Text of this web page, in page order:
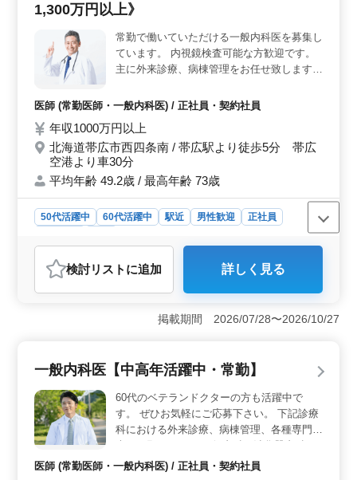
が求められるため、これまでの調理経験や技術を活かし
ある方にとっては、これまでのスキルを活かしながら、
利用者に喜ばれる食事を提供できるやりがいのある仕事
です。 ＜安定した収入と充実した福利厚生＞ この
求人は、年収が300万円から500万円と、経験や能力に応
じた高い給与水準が設定されています。さらに、賞与制
度も整っており、年2回計3ヶ月分が支給されています。
これにより、安定した収入が得られるだけでなく、頑張
りがしっかりと評価される環境が整っています。雇用保
険、労災保険、健康保険、厚生年金といった福利厚生も
充実しており、長期的に安心して働くことができます。
また、残業が少なく、ワークライフバランスを重視した
働き方が可能です。 ＜通勤の利便性と柔軟なシフト
制＞ 勤務地は北海道帯広市で、帯広駅からのアクセス
も良好です。車通勤が可能であり、毎日の通勤ストレス
が少なく、通勤手当も実費支給されるため、経済的な負
担も軽減されます。シフト制での勤務となり、5時から14
時、8時30分から17時30分、10時から19時までの時間帯
で勤務が選べるため、自分のライフスタイルに合わせた
柔軟な働き方が可能です。休日も週休二日制が導入され
ており、有給休暇も取得しやすい環境が整っているた
1,300万円以上》
常勤で働いていただける一般内科医を募集し
ています。 内視鏡検査可能な方歓迎です。
主に外来診療、病棟管理をお任せ致します。
な中高年の先生からのご応募お待ちしており
医師 (常勤医師・一般内科医) / 正社員・契約社員
年収1000万円以上
北海道帯広市西四条南 / 帯広駅より徒歩5分 帯広
空港より車30分
平均年齢 49.2歳 / 最高年齢 73歳
50代活躍中 60代活躍中 駅近 男性歓迎
正社員
おすすめポイント
＜経験豊富な医師募集＞ この職場では、一般内科の経
験が豊富な中高年の医師が活躍中です。年齢を重ねた医
がある方には最適な環境が整っています。経験を活か
ては、当直業務については相談が可能です。また、隔週
保しやすいです。これにより、仕事と私生活のバランス
を取りやすい職場です。 ＜リフレッシュ休暇と福利
厚生＞ この病院では、年間を通して充実した休暇制度
を設けています。年末年始や開院記念日を含む長期休暇
があり、有給休暇やリフレッシュ休暇も豊富です。ま
検討リスト に追加 詳しく見る
掲載期間 2026/07/28〜2026/10/27
一般内科医【中高年活躍中・常勤】
60代のベテランドクターの方も活躍中で
す。 ぜひお気軽にご応募下さい。 下記診療
科における外来診療、病棟管理、各種専門検
循環器内科、呼吸器内科、老人内科、腎臓内
医師 (常勤医師・一般内科医) / 正社員・契約社員